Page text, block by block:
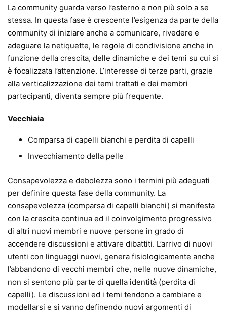
La community guarda verso l’esterno e non più solo a se
stessa. In questa fase è crescente l’esigenza da parte della
community di iniziare anche a comunicare, rivedere e
adeguare la netiquette, le regole di condivisione anche in
funzione della crescita, delle dinamiche e dei temi su cui si
è focalizzata l’attenzione. L’interesse di terze parti, grazie
alla verticalizzazione dei temi trattati e dei membri
partecipanti, diventa sempre più frequente.
Vecchiaia
Comparsa di capelli bianchi e perdita di capelli
Invecchiamento della pelle
Consapevolezza e debolezza sono i termini più adeguati
per definire questa fase della community. La
consapevolezza (comparsa di capelli bianchi) si manifesta
con la crescita continua ed il coinvolgimento progressivo
di altri nuovi membri e nuove persone in grado di
accendere discussioni e attivare dibattiti. L’arrivo di nuovi
utenti con linguaggi nuovi, genera fisiologicamente anche
l’abbandono di vecchi membri che, nelle nuove dinamiche,
non si sentono più parte di quella identità (perdita di
capelli). Le discussioni ed i temi tendono a cambiare e
modellarsi e si vanno definendo nuovi argomenti di